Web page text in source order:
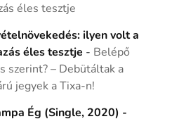
éles tesztje
ilyen volt a
éles tesztje - Belépő
szerint? – Debütáltak a
jegyek a Tixa-n!
Ég (Single, 2020) -